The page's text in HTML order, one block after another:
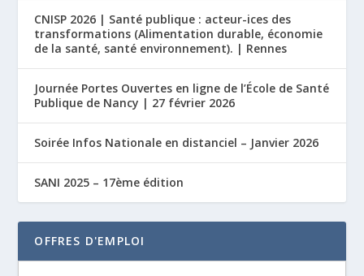
CNISP 2026 | Santé publique : acteur-ices des
transformations (Alimentation durable, économie
de la santé, santé environnement). | Rennes
Journée Portes Ouvertes en ligne de l’École de Santé
Publique de Nancy | 27 février 2026
Soirée Infos Nationale en distanciel – Janvier 2026
SANI 2025 – 17ème édition
OFFRES D'EMPLOI